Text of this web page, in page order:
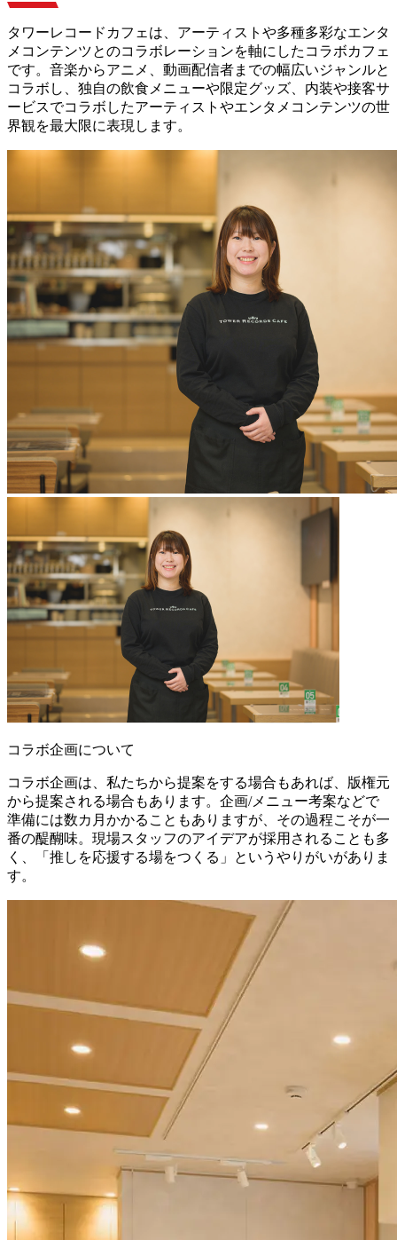
タワーレコードカフェは、アーティストや多種多彩なエンタ
メコンテンツとのコラボレーションを軸にしたコラボカフェ
です。音楽からアニメ、動画配信者までの幅広いジャンルと
コラボし、独自の飲食メニューや限定グッズ、内装や接客サ
ービスでコラボしたアーティストやエンタメコンテンツの世
界観を最大限に表現します。
コラボ企画について
コラボ企画は、私たちから提案をする場合もあれば、版権元
から提案される場合もあります。企画/メニュー考案などで
準備には数カ月かかることもありますが、その過程こそが一
番の醍醐味。現場スタッフのアイデアが採用されることも多
く、「推しを応援する場をつくる」というやりがいがありま
す。